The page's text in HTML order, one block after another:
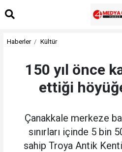
Haberler Kültür
150 yıl önce
ettiği
Çanakkale merkeze
sınırları içinde 5 bin
sahip Troya Antik